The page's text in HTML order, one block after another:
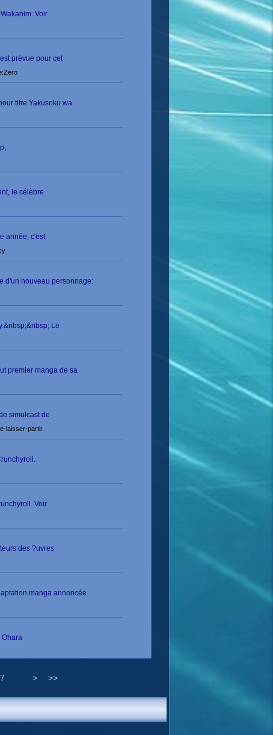
Voir
prévue pour cet
titre Yakusoku wa
le célèbre
année, c'est
d'un nouveau personnage:
Le
premier manga de sa
simulcast de
laisser-partir
Voir
des ?uvres
manga annoncée
Ohara
> >>